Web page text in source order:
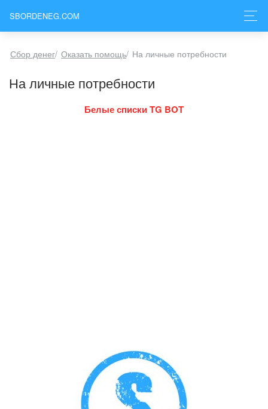
SBORDENEG.COM
Сбор денег/ Оказать помощь/ На личные потребности
На личные потребности
Белые списки TG BOT